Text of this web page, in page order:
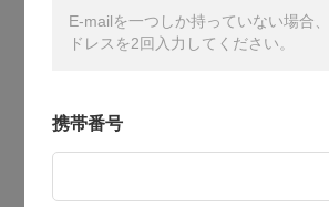
E-mailを一つしか持っていない場合
ドレスを2回入力してください。
携帯番号